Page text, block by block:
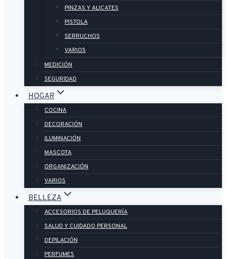
PINZAS Y ALICATES
PISTOLA
SERRUCHOS
VARIOS
MEDICIÓN
SEGURIDAD
HOGAR
COCINA
DECORACIÓN
ILUMINACIÓN
MASCOTA
ORGANIZACIÓN
VARIOS
BELLEZA
ACCESORIOS DE PELUQUERÍA
SALUD Y CUIDADO PERSONAL
DEPILACIÓN
PERFUMES